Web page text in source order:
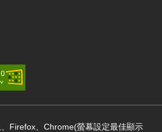
Firefox、Chrome(螢幕設定最佳顯示